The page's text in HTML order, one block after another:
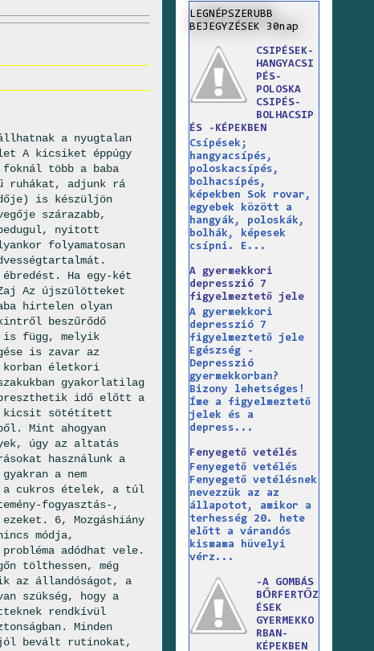
a nyugtalan
A kicsiket éppúgy
több a baba
ruhákat, adjunk rá
is készüljön
szárazabb,
nyitott
folyamatosan
Ha egy-két
Az újszülötteket
hirtelen olyan
beszűrődő
is függ, melyik
is zavar az
korban életkori
gyakorlatilag
idő előtt a
kicsit sötétített
Mint ahogyan
úgy az altatás
használunk a
a nem
a cukros ételek, a túl
fogyasztás-,
6, Mozgáshiány
módja,
adódhat vele.
tölthessen, még
az állandóságot, a
szükség, hogy a
rendkívül
Minden
jól bevált rutinokat,
LEGNÉPSZERUBB
BEJEGYZÉSEK 30nap
CSIPÉSEK-
HANGYACSI
PÉS-
POLOSKA
CSIPÉS-
BOLHACSIP
ÉS -KÉPEKBEN
Csípések;
hangyacsípés,
poloskacsípés,
bolhacsípés,
képekben Sok rovar,
egyebek között a
hangyák, poloskák,
bolhák, képesek
csípni. E...
A gyermekkori
depresszió 7
figyelmeztető jele
A gyermekkori
depresszió 7
figyelmeztető jele
Egészség -
Depresszió
gyermekkorban?
Bizony lehetséges!
Íme a figyelmeztető
jelek és a
depress...
Fenyegető vetélés
Fenyegető vetélés
Fenyegető vetélésnek
nevezzük az az
állapotot, amikor a
terhesség 20. hete
előtt a várandós
kismama hüvelyi
vérz...
-A GOMBÁS
BŐRFERTŐZ
ÉSEK
GYERMEKKO
RBAN-
KÉPEKBEN